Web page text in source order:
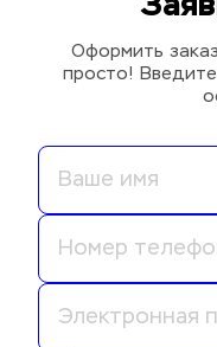
Оформить
просто!